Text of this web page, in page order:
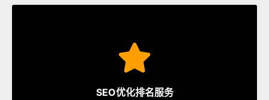
SEO优化排名服务
速排名等多种服务，从容应对各种优化需求。
SEO服务